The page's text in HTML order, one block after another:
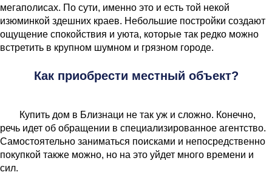
мегаполисах. По сути, именно это и есть той некой
изюминкой здешних краев. Небольшие постройки создают
ощущение спокойствия и уюта, которые так редко можно
встретить в крупном шумном и грязном городе.
Как приобрести местный объект?
Купить дом в Близнаци не так уж и сложно. Конечно,
речь идет об обращении в специализированное агентство.
Самостоятельно заниматься поисками и непосредственно
покупкой также можно, но на это уйдет много времени и
сил.